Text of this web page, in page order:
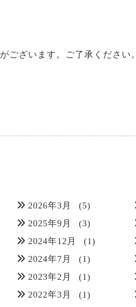
ございます。ご了承ください。
2026年3月 (5)
2025年9月 (3)
2024年12月 (1)
2024年7月 (1)
2023年2月 (1)
2022年3月 (1)